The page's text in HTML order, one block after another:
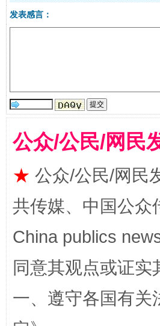
发表感言：
公众/公民/网民
★ 公众/公民/网民
共传媒、中国公众
China publics
同意其观点或证
一、遵守各国有关